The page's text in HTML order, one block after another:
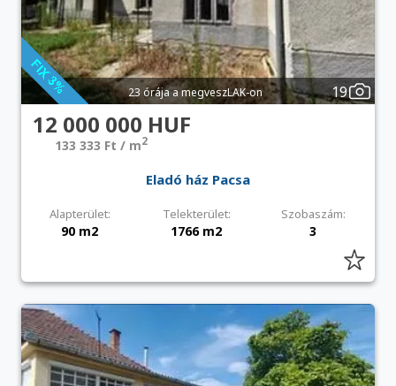
23 órája a megveszLAK-on 19
12 000 000 HUF
133 333 Ft / m2
Eladó ház Pacsa
Alapterület: Telekterület: Szobaszám:
90 m2 1766 m2 3